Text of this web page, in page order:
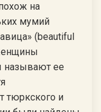
на
мумий
(beautiful
называют ее
тюркского и